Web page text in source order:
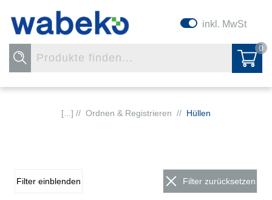
inkl. MwSt
0
[...] // Ordnen & Registrieren // Hüllen
Filter einblenden Filter zurücksetzen